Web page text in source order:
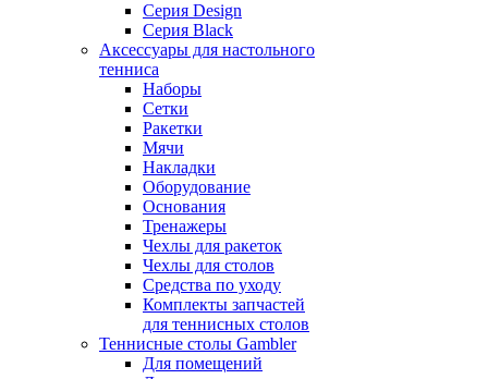
Серия Design
Серия Black
Аксессуары для настольного
тенниса
Наборы
Сетки
Ракетки
Мячи
Накладки
Оборудование
Основания
Тренажеры
Чехлы для ракеток
Чехлы для столов
Средства по уходу
Комплекты запчастей
для теннисных столов
Теннисные столы Gambler
Для помещений